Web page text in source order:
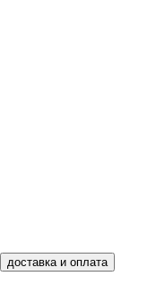
доставка и оплата